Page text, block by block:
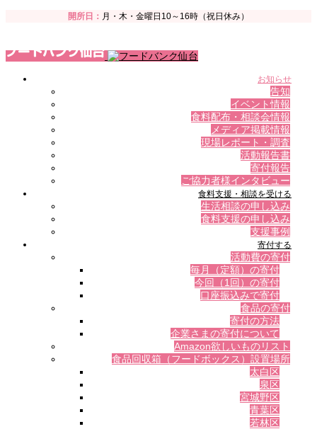
開所日： 月・木・金曜日10～16時（祝日休み）
お知らせ
告知
イベント情報
食料配布・相談会情報
メディア掲載情報
現場レポート・調査
活動報告書
寄付報告
ご協力者様インタビュー
食料支援・相談を受ける
生活相談の申し込み
食料支援の申し込み
支援事例
寄付する
活動費の寄付
毎月（定額）の寄付
今回（1回）の寄付
口座振込みで寄付
食品の寄付
寄付の方法
企業さまの寄付について
Amazon欲しいものリスト
食品回収箱（フードボックス）設置場所
太白区
泉区
宮城野区
青葉区
若林区